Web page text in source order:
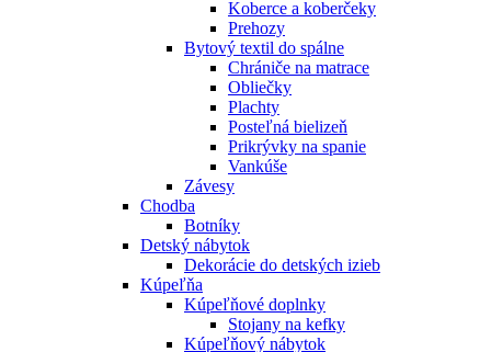
Koberce a koberčeky
Prehozy
Bytový textil do spálne
Chrániče na matrace
Obliečky
Plachty
Posteľná bielizeň
Prikrývky na spanie
Vankúše
Závesy
Chodba
Botníky
Detský nábytok
Dekorácie do detských izieb
Kúpeľňa
Kúpeľňové doplnky
Stojany na kefky
Kúpeľňový nábytok